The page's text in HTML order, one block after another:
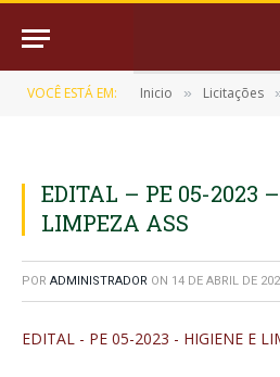
VOCÊ ESTÁ EM: Inicio » Licitações
EDITAL – PE 05-2023
LIMPEZA ASS
POR ADMINISTRADOR ON 14 DE ABRIL DE
EDITAL - PE 05-2023 - HIGIENE E